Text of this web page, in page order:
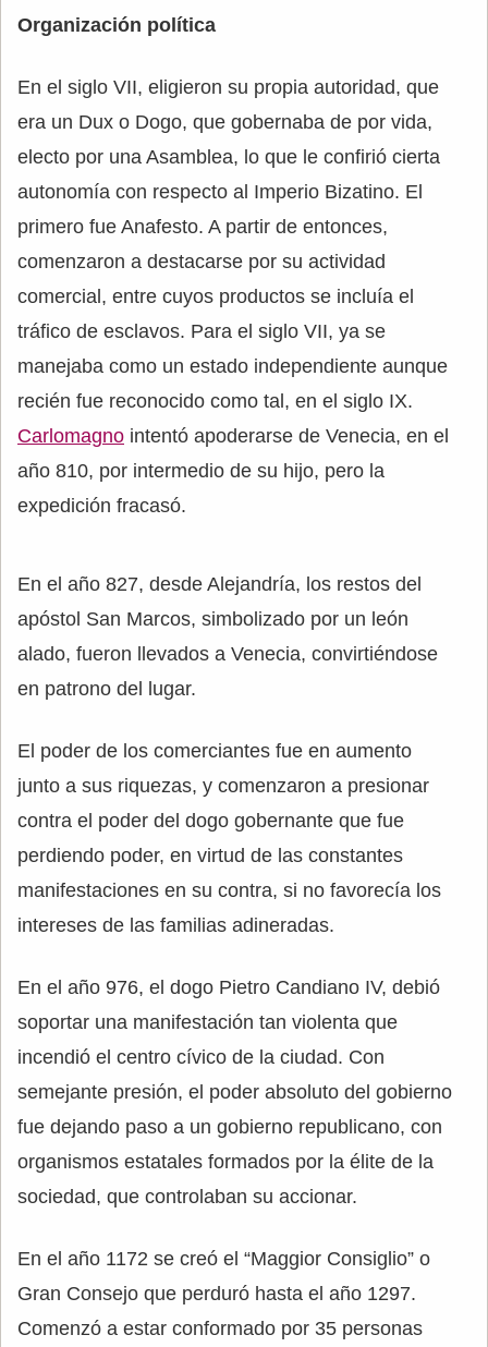
Organización política
En el siglo VII, eligieron su propia autoridad, que
era un Dux o Dogo, que gobernaba de por vida,
electo por una Asamblea, lo que le confirió cierta
autonomía con respecto al Imperio Bizatino. El
primero fue Anafesto. A partir de entonces,
comenzaron a destacarse por su actividad
comercial, entre cuyos productos se incluía el
tráfico de esclavos. Para el siglo VII, ya se
manejaba como un estado independiente aunque
recién fue reconocido como tal, en el siglo IX.
Carlomagno intentó apoderarse de Venecia, en el
año 810, por intermedio de su hijo, pero la
expedición fracasó.
En el año 827, desde Alejandría, los restos del
apóstol San Marcos, simbolizado por un león
alado, fueron llevados a Venecia, convirtiéndose
en patrono del lugar.
El poder de los comerciantes fue en aumento
junto a sus riquezas, y comenzaron a presionar
contra el poder del dogo gobernante que fue
perdiendo poder, en virtud de las constantes
manifestaciones en su contra, si no favorecía los
intereses de las familias adineradas.
En el año 976, el dogo Pietro Candiano IV, debió
soportar una manifestación tan violenta que
incendió el centro cívico de la ciudad. Con
semejante presión, el poder absoluto del gobierno
fue dejando paso a un gobierno republicano, con
organismos estatales formados por la élite de la
sociedad, que controlaban su accionar.
En el año 1172 se creó el “Maggior Consiglio” o
Gran Consejo que perduró hasta el año 1297.
Comenzó a estar conformado por 35 personas